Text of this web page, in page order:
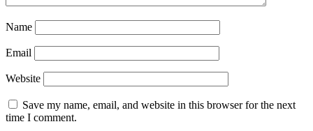
Name
Email
Website
Save my name, email, and website in this browser for the next
time I comment.